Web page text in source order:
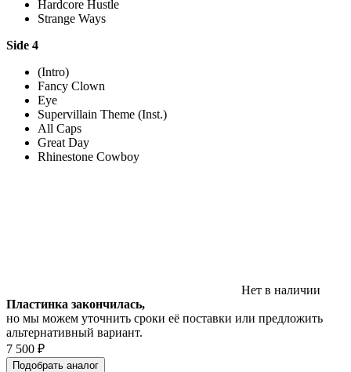
Hardcore Hustle
Strange Ways
Side 4
(Intro)
Fancy Clown
Eye
Supervillain Theme (Inst.)
All Caps
Great Day
Rhinestone Cowboy
Нет в наличии
Пластинка закончилась,
но мы можем уточнить сроки её поставки или предложить
альтернативный вариант.
7 500 ₽
Подобрать аналог